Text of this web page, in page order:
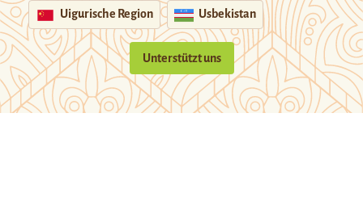
Uigurische Region Usbekistan
Unterstützt uns